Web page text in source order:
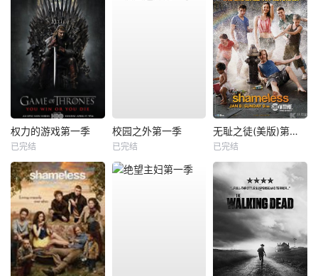
权力的游戏第一季
已完结
校园之外第一季
已完结
无耻之徒(美版)第二季
已完结